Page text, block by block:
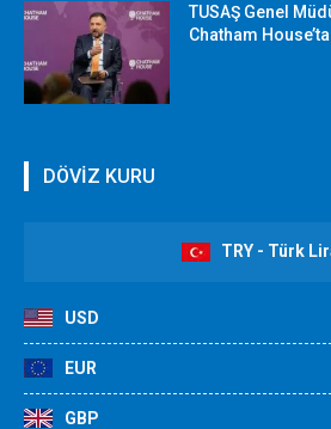
TUSAŞ Genel
Chatham
DÖVİZ KURU
TRY - Türk
USD
EUR
GBP